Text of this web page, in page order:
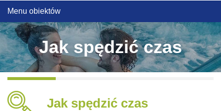
Menu obiektów
Jak spędzić czas
Jak spędzić czas